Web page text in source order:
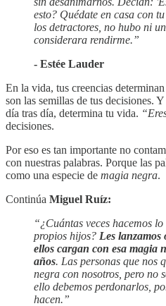
esto? Quédate en casa con
los detractores, no hubo ni
considerara rendirme.”
- Estée Lauder
En la vida, tus creencias
son las semillas de tus decisiones.
día tras día, determina tu vida.
decisiones.
Por eso es tan importante no
con nuestras palabras. Porque las
como una especie de magia negra.
Continúa Miguel Ruíz:
“¿Cuántas veces hacemos
propios hijos? Les lanzamos
ellos cargan con esa magia
años. Las personas que nos
negra con nosotros, pero no
ello debemos perdonarlos,
hacen.”